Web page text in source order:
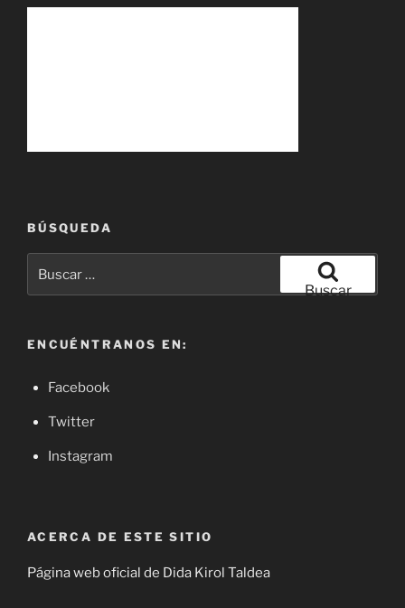
BÚSQUEDA
por:
Buscar
ENCUÉNTRANOS EN:
Facebook
Twitter
Instagram
ACERCA DE ESTE SITIO
Página web oficial de Dida Kirol Taldea